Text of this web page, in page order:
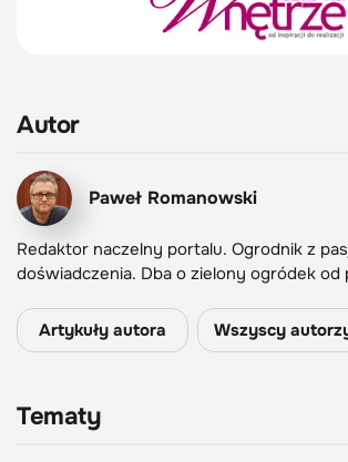
Autor
Paweł Romanowski
Redaktor naczelny portalu. Ogrodnik z
doświadczenia. Dba o zielony ogródek od
Artykuły autora Wszyscy
Tematy